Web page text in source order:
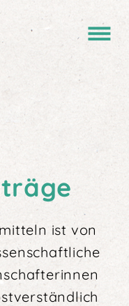
ist von